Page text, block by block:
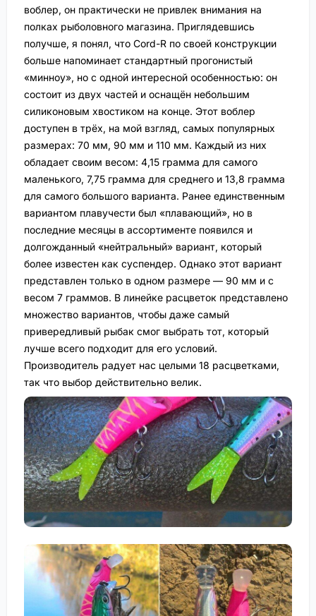
воблер, он практически не привлек внимания на
полках рыболовного магазина. Приглядевшись
получше, я понял, что Cord-R по своей конструкции
больше напоминает стандартный прогонистый
«минноу», но с одной интересной особенностью: он
состоит из двух частей и оснащён небольшим
силиконовым хвостиком на конце. Этот воблер
доступен в трёх, на мой взгляд, самых популярных
размерах: 70 мм, 90 мм и 110 мм. Каждый из них
обладает своим весом: 4,15 грамма для самого
маленького, 7,75 грамма для среднего и 13,8 грамма
для самого большого варианта. Ранее единственным
вариантом плавучести был «плавающий», но в
последние месяцы в ассортименте появился и
долгожданный «нейтральный» вариант, который
более известен как суспендер. Однако этот вариант
представлен только в одном размере — 90 мм и с
весом 7 граммов. В линейке расцветок представлено
множество вариантов, чтобы даже самый
привередливый рыбак смог выбрать тот, который
лучше всего подходит для его условий.
Производитель радует нас целыми 18 расцветками,
так что выбор действительно велик.